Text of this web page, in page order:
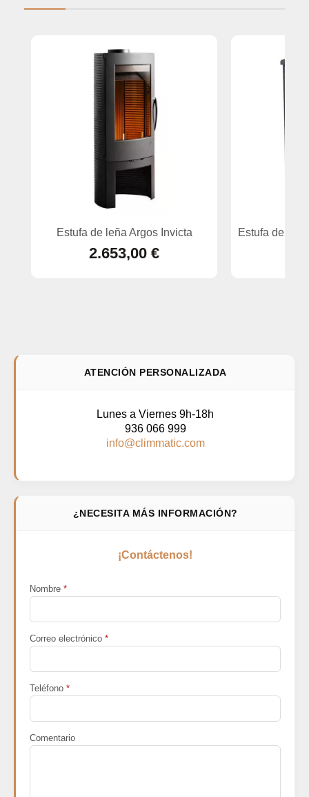
ATENCIÓN PERSONALIZADA
Lunes a Viernes 9h-18h
936 066 999
info@climmatic.com
¿NECESITA MÁS INFORMACIÓN?
¡Contáctenos!
Nombre *
Correo electrónico *
Teléfono *
Comentario
Estufa de leña Argos Invicta
2.653,00 €
Estufa de